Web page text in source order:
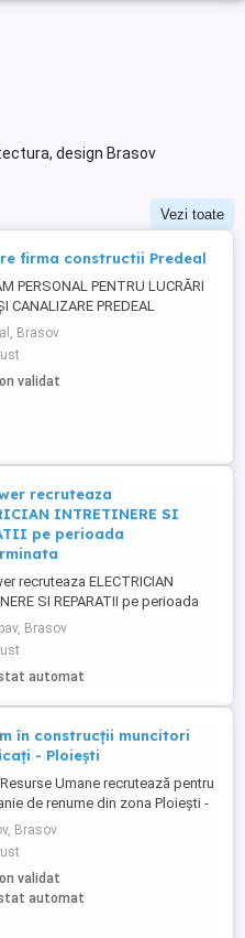
design Brasov
Vezi toate
firma constructii Predeal
PERSONAL PENTRU LUCRĂRI
CANALIZARE PREDEAL
de construcții angajează, pentru
din Predeal: Muncitori calificați și
Instalatori rețele apă-canal
(avantaj) Maiștri Șefi de
Brasov
validat
recruteaza
INTRETINERE SI
pe perioada
recruteaza ELECTRICIAN
SI REPARATII pe perioada
pentru o companie din
conform urmatoarelor cerinte: -
anterioara in intretinere si
- certificare sau
Brasov
automat
în construcții muncitori
- Ploiești
Umane recrutează pentru
de renume din zona Ploiești -
în domeniul construcțiilor și al
metalice. Responsabilități:
manipulare structuri metalice;
descărcarea și manipularea
Asigurarea suportului logistic
Brasov
validat
automat